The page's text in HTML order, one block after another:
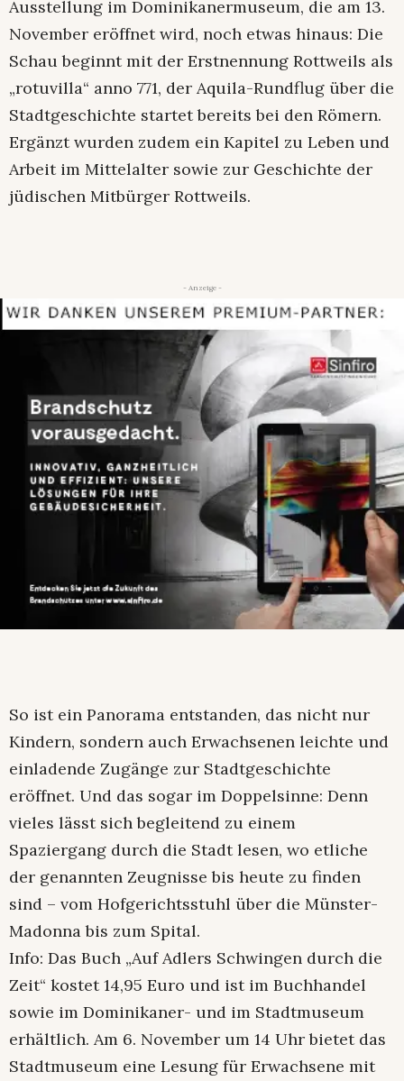
Ausstellung im Dominikanermuseum, die am 13.
November eröffnet wird, noch etwas hinaus: Die
Schau beginnt mit der Erstnennung Rottweils als
„rotuvilla“ anno 771, der Aquila-Rundflug über die
Stadtgeschichte startet bereits bei den Römern.
Ergänzt wurden zudem ein Kapitel zu Leben und
Arbeit im Mittelalter sowie zur Geschichte der
jüdischen Mitbürger Rottweils.
- Anzeige -
So ist ein Panorama entstanden, das nicht nur
Kindern, sondern auch Erwachsenen leichte und
einladende Zugänge zur Stadtgeschichte
eröffnet. Und das sogar im Doppelsinne: Denn
vieles lässt sich begleitend zu einem
Spaziergang durch die Stadt lesen, wo etliche
der genannten Zeugnisse bis heute zu finden
sind – vom Hofgerichtsstuhl über die Münster-
Madonna bis zum Spital.
Info: Das Buch „Auf Adlers Schwingen durch die
Zeit“ kostet 14,95 Euro und ist im Buchhandel
sowie im Dominikaner- und im Stadtmuseum
erhältlich. Am 6. November um 14 Uhr bietet das
Stadtmuseum eine Lesung für Erwachsene mit